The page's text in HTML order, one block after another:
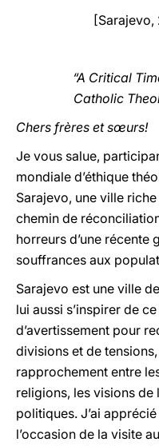
“A Critical
Catholic
Chers frères et sœurs!
Je vous salue,
mondiale d’éthique
Sarajevo, une ville
chemin de
horreurs d’une récente
souffrances aux
Sarajevo est une ville
lui aussi s’inspirer de
d’avertissement pour
divisions et de
rapprochement entre
religions, les visions
politiques. J’ai
l’occasion de la visite